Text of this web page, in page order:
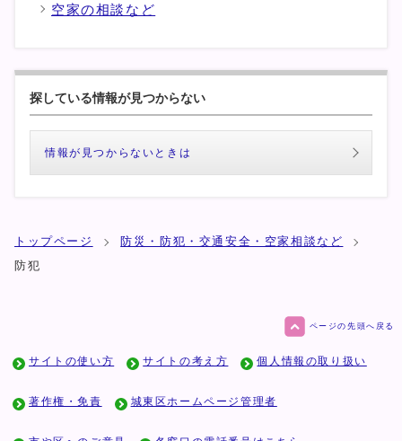
空家の相談など
探している情報が見つからない
情報が見つからないときは
トップページ
防災・防犯・交通安全・空家相談など
防犯
ページの先頭へ戻る
サイトの使い方 サイトの考え方 個人情報の取り扱い
著作権・免責 城東区ホームページ管理者